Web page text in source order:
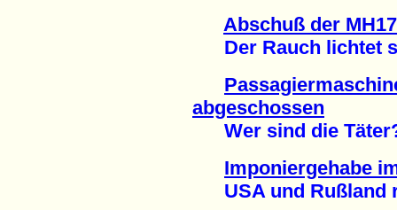
Abschuß der
Der Rauch lichtet
abgeschossen
Wer sind die Täter?
Imponiergehabe
USA und Rußland